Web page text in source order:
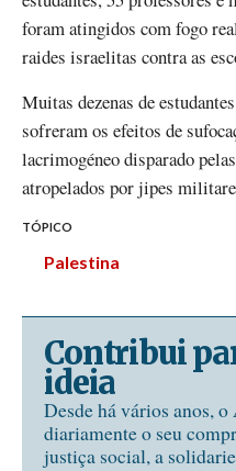
foram atingidos com fogo
raides israelitas contra as
Muitas dezenas de
sofreram os efeitos de
lacrimogéneo disparado
atropelados por jipes
TÓPICO
Palestina
Contribui
ideia
Desde há vários anos,
diariamente o seu
justiça social, a